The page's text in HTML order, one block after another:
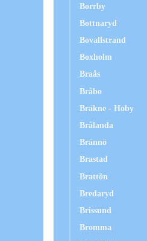
Borrby
Bottnaryd
Bovallstrand
Boxholm
Braås
Bråbo
Bräkne - Hoby
Brålanda
Brännö
Brastad
Brattön
Bredaryd
Brissund
Bromma